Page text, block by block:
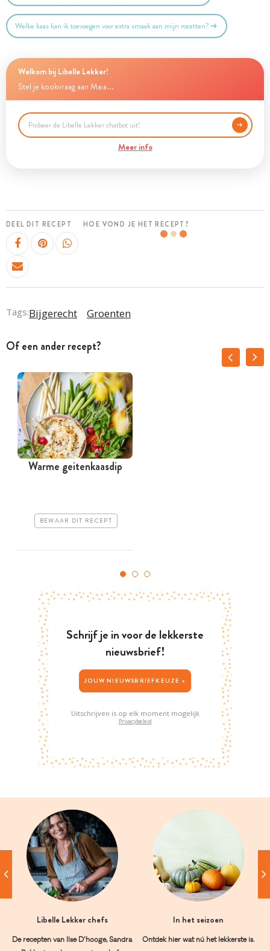
Welke kaas kan ik toevoegen voor extra smaak aan mijn rozetten?
Welkom bij Libelle Lekker!
Stel je kookvraag aan Maia...
Meer info
DEEL DIT RECEPT HOE VOND JE HET RECEPT?
Tags:Bijgerecht Groenten
Of een ander recept?
Warme geitenkaasdip
BEWAAR DIT RECEPT
Schrijf je in voor de lekkerste
nieuwsbrief!
JOUW NIEUWSBRIEFKEUZE >
Uitschrijven is op elk moment mogelijk
Privacybeleid
Libelle Lekker chefs
De recepten van Ilse D’hooge, Sandra
In het seizoen
Ontdek hier wat nú het lekkerste is.